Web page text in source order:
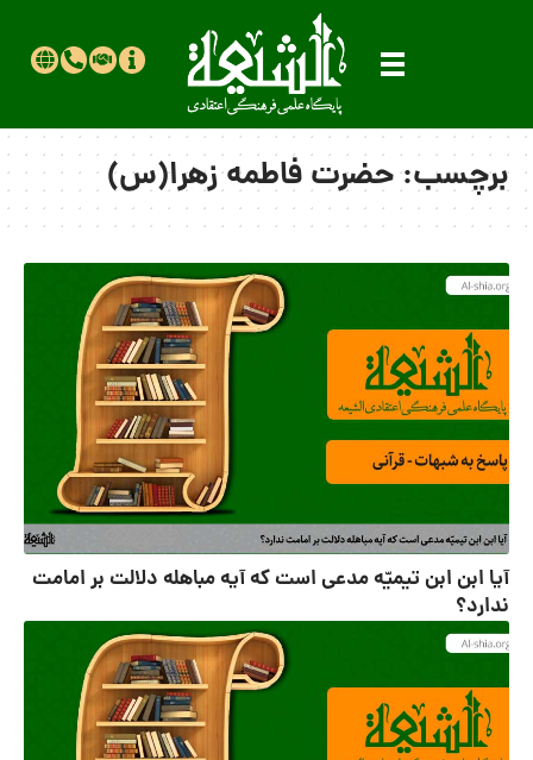
برچسب:حضرت فاطمه زهرا(س)
آیا ابن ابن تیمیّه مدعی است که آیه مباهله دلالت بر امامت
ندارد؟